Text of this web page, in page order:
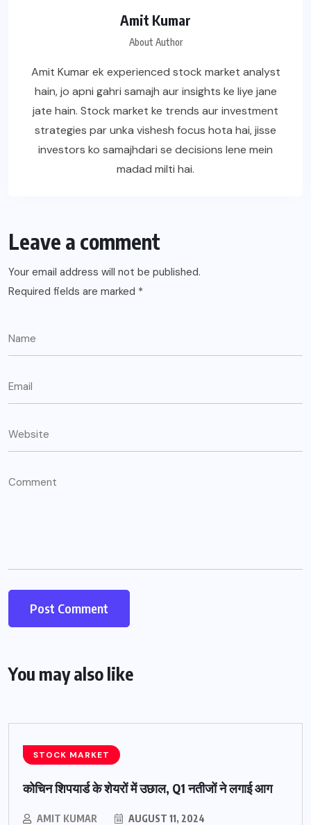
Amit Kumar
About Author
Amit Kumar ek experienced stock market analyst
hain, jo apni gahri samajh aur insights ke liye jane
jate hain. Stock market ke trends aur investment
strategies par unka vishesh focus hota hai, jisse
investors ko samajhdari se decisions lene mein
madad milti hai.
Leave a comment
Your email address will not be published.
Required fields are marked *
You may also like
STOCK MARKET
कोचिन शिपयार्ड के शेयरों में उछाल, Q1 नतीजों ने लगाई आग
AMIT KUMAR AUGUST 11, 2024